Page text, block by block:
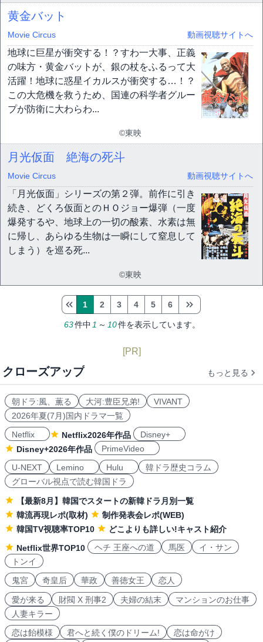
黄金バット
Movie Circus 動画視聴サイトへ
地球に巨星が衝突する！？すわ一大事、正義
の味方・黄金バットが、銀の杖をふるって大
活躍！地球に惑星イカルスが衝突する…！？
この大危機を救うため、国連の科学者グルー
プが防衛に大わらわ...
©東映
月光仮面 絶海の死斗
Movie Circus 動画視聴サイトへ
「月光仮面」シリーズの第２弾。前作に引き
続き、どくろ仮面とのＨＯジョー爆弾（一度
爆発するや、地球上の一切の酸素、水素は無
に帰し、あらゆる生物は一瞬にして窒息して
しまう）を巡る死...
©東映
63件中 1 ～ 10件を表示しています。
1 2 3 4 5 6
[PR]
クローズアップ もっと見る
朝ドラ:風、薫る 大河:豊臣兄弟!
VIVANT
2026年夏(7月)国内ドラマ一覧
Netflix
Netflix2026年作品
Disney+
Disney+2026年作品
PrimeVideo
U-NEXT
Lemino Hulu
韓ドラ歴史コラム
グローバル視点で読む韓国ドラ
【最新8月】韓国でスタートの新韓ドラ月別一覧
韓流再現レポ(取材)
制作発表会レポ(WEB)
韓国TV視聴率TOP10
どこよりも詳しい!キャスト紹介
Netflix世界TOP10
ヘチ 王座への道 馬医
イ・サン
トンイ
鬼宮
奇皇后 華政 善徳女王 恋人
愛が来る 財閥 X 刑事2 夫婦の結末
マンションのお仕事
人妻キラー
恋は飴模様
君へと続く僕のドリーム!
恋は命がけ